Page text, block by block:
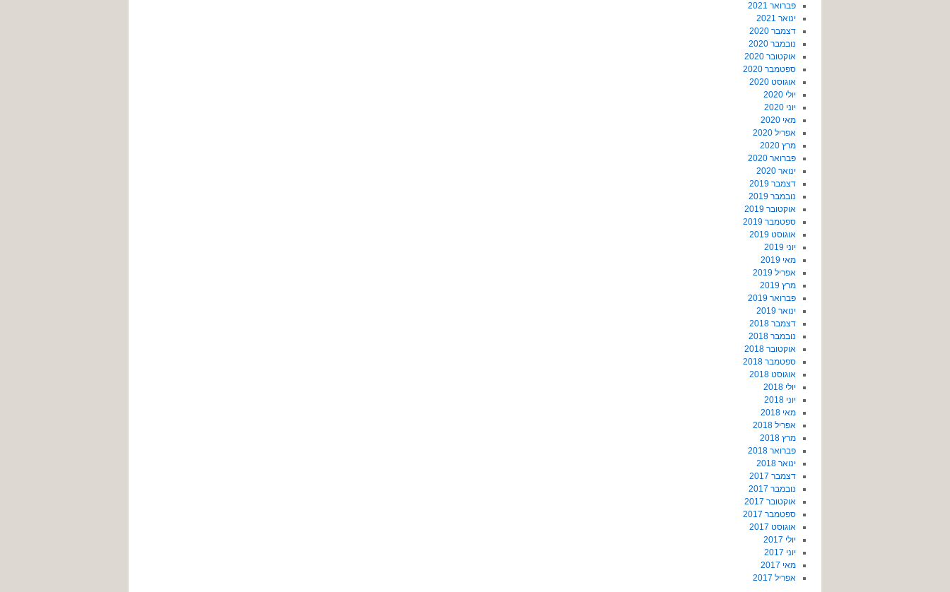
פברואר 2021
ינואר 2021
דצמבר 2020
נובמבר 2020
אוקטובר 2020
ספטמבר 2020
אוגוסט 2020
יולי 2020
יוני 2020
מאי 2020
אפריל 2020
מרץ 2020
פברואר 2020
ינואר 2020
דצמבר 2019
נובמבר 2019
אוקטובר 2019
ספטמבר 2019
אוגוסט 2019
יוני 2019
מאי 2019
אפריל 2019
מרץ 2019
פברואר 2019
ינואר 2019
דצמבר 2018
נובמבר 2018
אוקטובר 2018
ספטמבר 2018
אוגוסט 2018
יולי 2018
יוני 2018
מאי 2018
אפריל 2018
מרץ 2018
פברואר 2018
ינואר 2018
דצמבר 2017
נובמבר 2017
אוקטובר 2017
ספטמבר 2017
אוגוסט 2017
יולי 2017
יוני 2017
מאי 2017
אפריל 2017